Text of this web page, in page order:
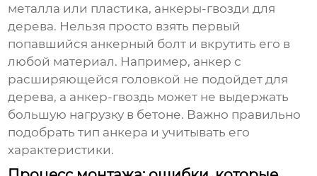
металла или пластика, анкеры-гвозди для
дерева. Нельзя просто взять первый
попавшийся анкерный болт и вкрутить его в
любой материал. Например, анкер с
расширяющейся головкой не подойдет для
дерева, а анкер-гвоздь может не выдержать
большую нагрузку в бетоне. Важно правильно
подобрать тип анкера и учитывать его
характеристики.